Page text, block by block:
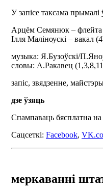
У запісе таксама прымалі
Арцём Семянюк – флейта
Iлля Малiноускi – вакал
музыка: Я.Бузоўскі/
словы: А.Ракавец
запіс, звядзенне,
дзе ўзяць
Спампаваць бясплатна на
Сацсеткі: Facebook,
меркаванні